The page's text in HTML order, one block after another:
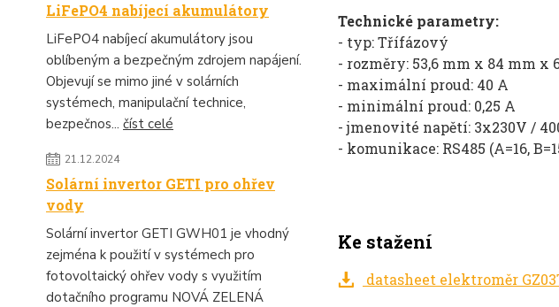
LiFePO4 nabíjecí akumulátory
LiFePO4 nabíjecí akumulátory jsou
oblíbeným a bezpečným zdrojem napájení.
Objevují se mimo jiné v solárních
systémech, manipulační technice,
bezpečnos... číst celé
21.12.2024
Solární invertor GETI pro ohřev
vody
Solární invertor GETI GWH01 je vhodný
zejména k použití v systémech pro
fotovoltaický ohřev vody s využitím
dotačního programu NOVÁ ZELENÁ
Technické parametry:
- typ: Třífázový
- rozměry: 53,6 mm x 84 mm x
- maximální proud: 40 A
- minimální proud: 0,25 A
- jmenovité napětí: 3x230V /
- komunikace: RS485 (A=16,
Ke stažení
datasheet elektroměr